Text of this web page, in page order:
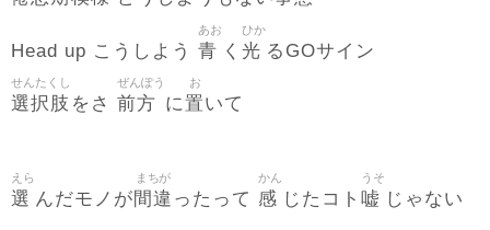
Head up こうしよう 青
あお
く 光
ひか
るGOサイン
選択肢
せんたくし
をさ 前方
ぜんぽう
に置
お
いて
選
えら
んだモノが間違
まちが
ったって 感
かん
じたコト 嘘
うそ
じゃない